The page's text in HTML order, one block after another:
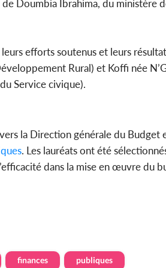
Doumbia Ibrahima, du ministère
efforts soutenus et leurs
Rural) et Koffi née
Service civique).
la Direction générale du Budget
. Les lauréats ont été
dans la mise en œuvre du
finances publiques